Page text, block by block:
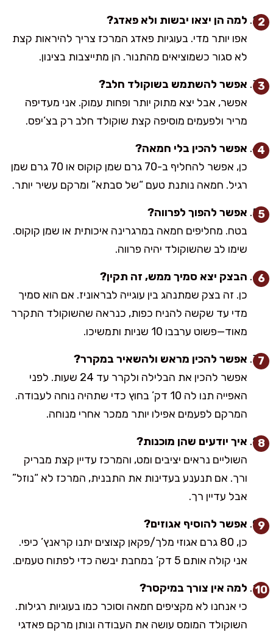
למה הן יצאו יבשות ולא פאדג?
אפו יותר מדי. בעוגיות פאדג המרכז צריך להיראות קצת
לא סגור כשמוציאים מהתנור. הן מתייצבות בצינון.
אפשר להשתמש בשוקולד חלב?
אפשר, אבל יצא מתוק יותר ופחות עמוק. אני מעדיפה
מריר ולפעמים מוסיפה קצת שוקולד חלב רק בצ’יפס.
אפשר להכין בלי חמאה?
כן, אפשר להחליף ב-70 גרם שמן קוקוס או 70 גרם שמן
רגיל. חמאה נותנת טעם “של סבתא” ומרקם עשיר יותר.
אפשר להפוך לפרווה?
בטח. מחליפים חמאה במרגרינה איכותית או שמן קוקוס.
שימו לב שהשוקולד יהיה פרווה.
הבצק יצא סמיך ממש, זה תקין?
כן. זה בצק שמתנהג בין עוגייה לבראוניז. אם הוא סמיך
מדי עד שקשה להניח כפות, כנראה שהשוקולד התקרר
מאוד—פשוט ערבבו 10 שניות ותמשיכו.
אפשר להכין מראש ולהשאיר במקרר?
אפשר להכין את הבלילה ולקרר עד 24 שעות. לפני
האפייה תנו לה 10 דק’ בחוץ כדי שתהיה נוחה לעבודה.
המרקם לפעמים אפילו יותר ממכר אחרי מנוחה.
איך יודעים שהן מוכנות?
השוליים נראים יציבים ומט, והמרכז עדיין קצת מבריק
ורך. אם תנענע בעדינות את התבנית, המרכז לא “נוזל”
אבל עדיין רך.
אפשר להוסיף אגוזים?
כן, 80 גרם אגוזי מלך/פקאן קצוצים יתנו קראנץ’ כיפי.
אני קולה אותם 5 דק’ במחבת יבשה כדי לפתוח טעמים.
למה אין צורך במיקסר?
כי אנחנו לא מקציפים חמאה וסוכר כמו בעוגיות רגילות.
השוקולד המומס עושה את העבודה ונותן מרקם פאדגי